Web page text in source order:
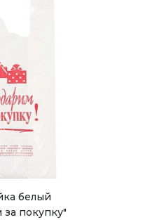
белый
покупку"